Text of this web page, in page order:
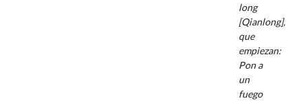
long
[Qianlong],
que
empiezan:
Pon a
un
fuego